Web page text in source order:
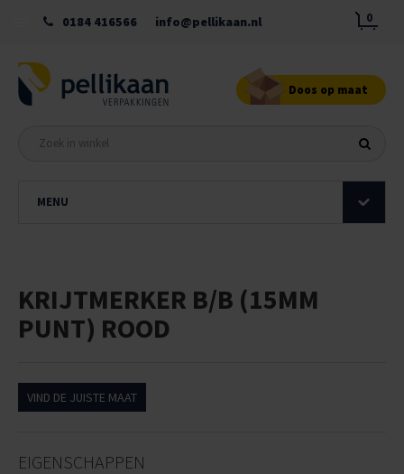
0184 416566 info@pellikaan.nl 0
Doos op maat
MENU
KRIJTMERKER B/B (15MM
PUNT) ROOD
VIND DE JUISTE MAAT
EIGENSCHAPPEN